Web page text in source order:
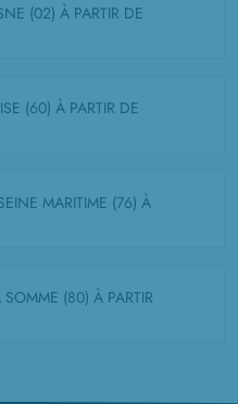
L'AISNE (02) À PARTIR DE
L'OISE (60) À PARTIR DE
LA SEINE MARITIME (76) À
LA SOMME (80) À PARTIR